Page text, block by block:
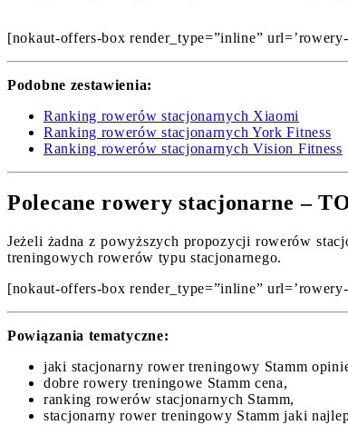
[nokaut-offers-box render_type=”inline”
Podobne zestawienia:
Ranking rowerów stacjonarnych Xiaomi
Ranking rowerów stacjonarnych York Fitness
Ranking rowerów stacjonarnych Vision Fitness
Polecane rowery stacjonarne –
Jeżeli żadna z powyższych propozycji rowerów
treningowych rowerów typu stacjonarnego.
[nokaut-offers-box render_type=”inline” url=’rowery-
Powiązania tematyczne:
jaki stacjonarny rower treningowy Stamm
dobre rowery treningowe Stamm cena,
ranking rowerów stacjonarnych Stamm,
stacjonarny rower treningowy Stamm jaki